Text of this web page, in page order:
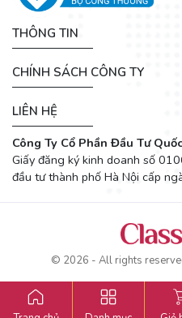
THÔNG TIN
CHÍNH SÁCH CÔNG TY
LIÊN HỆ
Công Ty Cổ Phần Đầu Tư
Giấy đăng ký kinh doanh số
đầu tư thành phố Hà Nội cấp
© 2026 - All rights